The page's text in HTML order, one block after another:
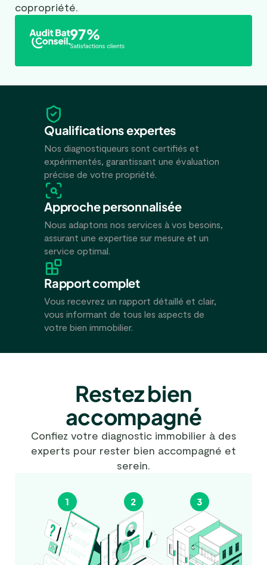
copropriété.
Qualifications expertes
Nos diagnostiqueurs sont certifiés et
expérimentés, garantissant une évaluation
précise de votre propriété.
Approche personnalisée
Nous adaptons nos services à vos besoins,
assurant une expertise sur mesure et un
service optimal.
Rapport complet
Vous recevrez un rapport détaillé et clair,
vous informant de tous les aspects de
votre bien immobilier.
Restez bien
accompagné
Confiez votre diagnostic immobilier à des
experts pour rester bien accompagné et
serein.